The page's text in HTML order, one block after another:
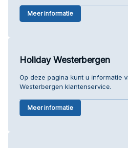
Meer informatie
Holiday Westerbergen
Op deze pagina kunt u informatie
Westerbergen klantenservice.
Meer informatie